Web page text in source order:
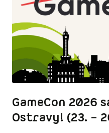
GameCon 2026
Ostravy! (23. –